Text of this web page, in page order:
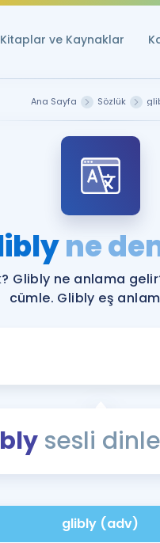
Kitaplar ve Kaynaklar
Ana Sayfa Sözlük
ne
Glibly ne anlama
cümle. Glibly eş
sesli dinle
glibly (adv)